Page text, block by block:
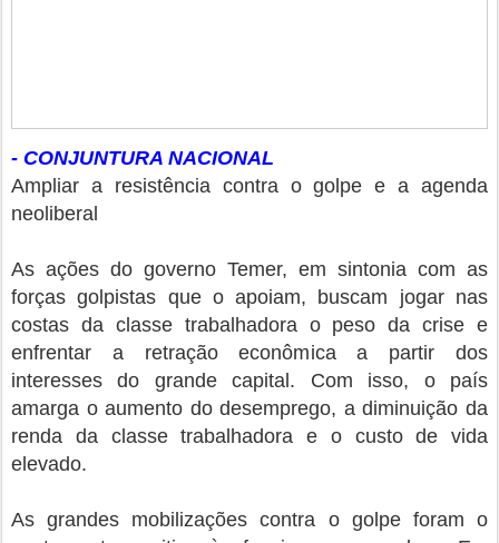
- CONJUNTURA NACIONAL
Ampliar a resistência contra o golpe e a agenda
neoliberal
As ações do governo Temer, em sintonia com as
forças golpistas que o apoiam, buscam jogar nas
costas da classe trabalhadora o peso da crise e
enfrentar a retração econômica a partir dos
interesses do grande capital. Com isso, o país
amarga o aumento do desemprego, a diminuição da
renda da classe trabalhadora e o custo de vida
elevado.
As grandes mobilizações contra o golpe foram o